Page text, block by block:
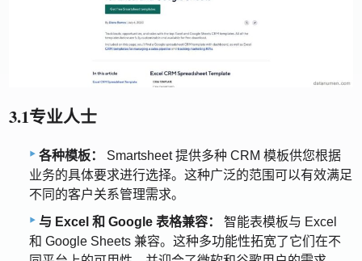
3.1专业人士
各种模板：
Smartsheet 提供多种 CRM 模板供您根据
业务的具体要求进行选择。这种广泛的范围可以有效满足
不同的客户关系管理需求。
与 Excel 和 Google 表格兼容：
智能表模板与 Excel
和 Google Sheets 兼容。这种多功能性拓宽​​了它们在不